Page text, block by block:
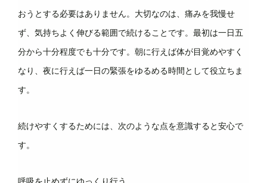
おうとする必要はありません。大切なのは、痛みを我慢せ
ず、気持ちよく伸びる範囲で続けることです。最初は一日五
分から十分程度でも十分です。朝に行えば体が目覚めやすく
なり、夜に行えば一日の緊張をゆるめる時間として役立ちま
す。
続けやすくするためには、次のような点を意識すると安心で
す。